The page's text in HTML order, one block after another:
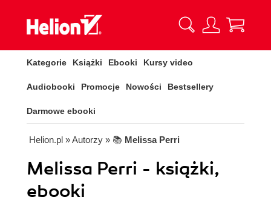
Kategorie Książki Ebooki Kursy video
Audiobooki Promocje Nowości Bestsellery
Darmowe ebooki
Helion.pl » Autorzy » 📚 Melissa Perri
Melissa Perri - książki,
ebooki